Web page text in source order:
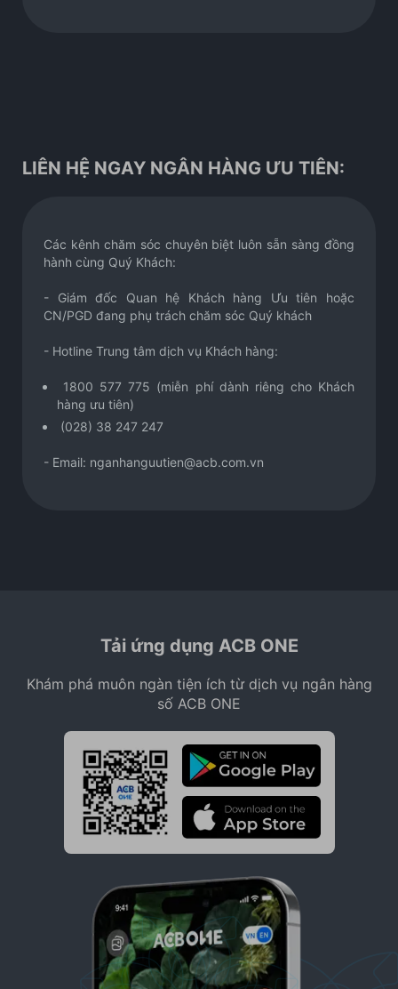
LIÊN HỆ NGAY NGÂN HÀNG ƯU TIÊN:
Các kênh chăm sóc chuyên biệt luôn sẵn sàng đồng
hành cùng Quý Khách:
- Giám đốc Quan hệ Khách hàng Ưu tiên hoặc
CN/PGD đang phụ trách chăm sóc Quý khách
- Hotline Trung tâm dịch vụ Khách hàng:
1800 577 775 (miễn phí dành riêng cho Khách
hàng ưu tiên)
(028) 38 247 247
- Email: nganhanguutien@acb.com.vn
Tải ứng dụng ACB ONE
Khám phá muôn ngàn tiện ích từ dịch vụ ngân hàng
số ACB ONE